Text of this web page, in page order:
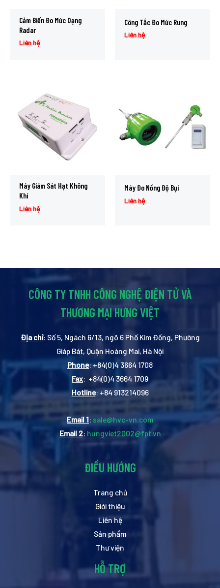
Cảm Biến Đo Mức Dạng
Radar
Liên hệ
Công Tắc Đo Mức Rung
Liên hệ
Máy Giám Sát Hạt Không
Khí
Liên hệ
Máy Đo Nồng Độ Bụi
Liên hệ
CÔNG TY TNHH CÔNG NGHỆ ĐIỆN TỬ VÀ
THƯƠNG MẠI HƯNG VIỆT
Địa chỉ: Số 5, Ngách 6/13, ngõ 6 Phố Kim Đồng, Phường
Giáp Bát, Quận Hoàng Mai, Hà Nội
Phone: +84(0)4 3664 1708
Fax: +84(0)4 3664 1709
Hotline: +84 913214096
Email 1: sale@hvc-vn.com
Email 2: hungviet2002@fpt.vn
ĐIỀU HƯỚNG
Trang chủ
Giới thiệu
Liên hệ
Sản phẩm
Thư viện
HỖ TRỢ